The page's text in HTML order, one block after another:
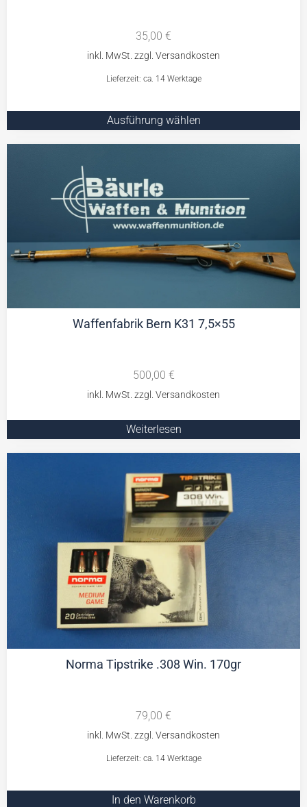
35,00 €
Lieferzeit: ca. 14 Werktage
Ausführung wählen
Waffenfabrik Bern K31 7,5×55
500,00 €
Weiterlesen
Norma Tipstrike .308 Win. 170gr
79,00 €
Lieferzeit: ca. 14 Werktage
In den Warenkorb